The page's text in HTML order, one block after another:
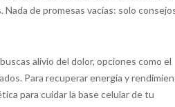
de promesas vacías: solo
alivio del dolor, opciones como el
Para recuperar energía y
para cuidar la base celular de tu